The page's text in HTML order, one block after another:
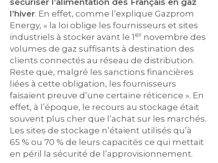
sécuriser l’alimentation des Français en gaz
l’hiver. En effet, comme l’explique Gazprom
Energy, « la loi oblige les fournisseurs et sites
industriels à stocker avant le 1 er novembre des
volumes de gaz suffisants à destination des
clients connectés au réseau de distribution.
Reste que, malgré les sanctions financières
liées à cette obligation, les fournisseurs
faisaient preuve d’une certaine réticence ». En
effet, à l’époque, le recours au stockage était
souvent plus cher que l’achat sur les marchés.
Les sites de stockage n’étaient utilisés qu’à
65 % ou 70 % de leurs capacités ce qui mettait
en péril la sécurité de l’approvisionnement.